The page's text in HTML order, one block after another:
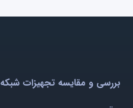
بررسی و مقایسه تجهیزات شبکه